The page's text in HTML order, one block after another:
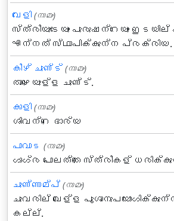
വേളി (നാമം)
സ്ത്രീയുടേയും പുരുഷന്റേയും ഇടയില്‍
എന്നത് സ്ഥാപിക്കുന്ന പ്രക്രിയ.
കീഴ് ചുണ്ട് (നാമം)
താഴെയുള്ള ചുണ്ട്.
കാളി (നാമം)
ശിവന്റെ ഭാര്യ
പാവാട (നാമം)
ഗാഗ്ര പോലത്തെ സ്ത്രീകള്
ചുണ്ണാമ്പ് (നാമം)
ചുവരില്‍ വെള്ള
കല്ല്.